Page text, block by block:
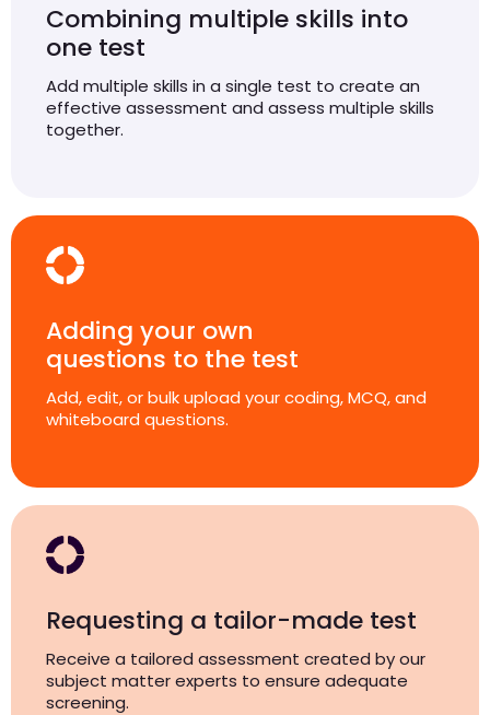
Combining multiple skills into
one test
Add multiple skills in a single test to create an
effective assessment and assess multiple skills
together.
Adding your own
questions to the test
Add, edit, or bulk upload your coding, MCQ, and
whiteboard questions.
Requesting a tailor-made test
Receive a tailored assessment created by our
subject matter experts to ensure adequate
screening.